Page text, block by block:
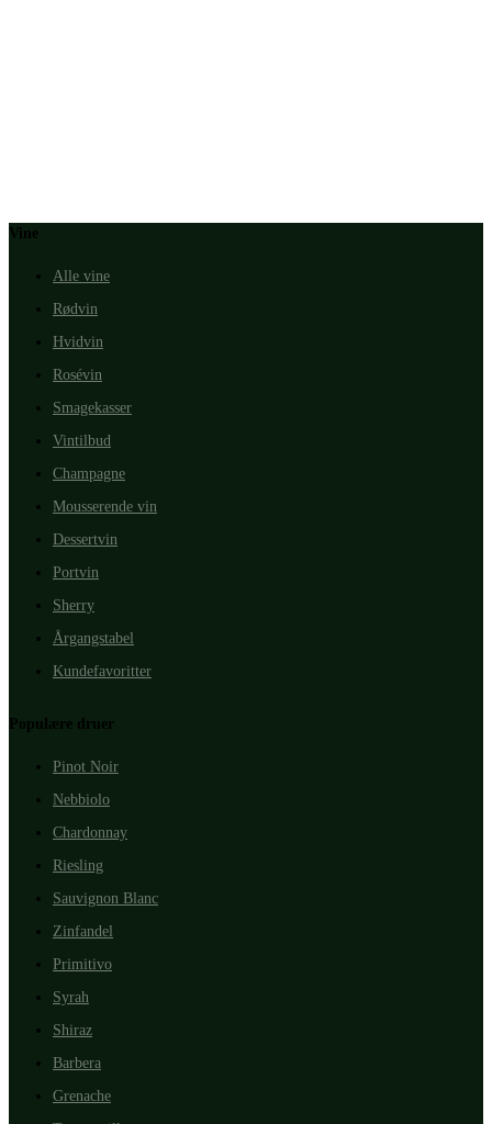
Vine
Alle vine
Rødvin
Hvidvin
Rosévin
Smagekasser
Vintilbud
Champagne
Mousserende vin
Dessertvin
Portvin
Sherry
Årgangstabel
Kundefavoritter
Populære druer
Pinot Noir
Nebbiolo
Chardonnay
Riesling
Sauvignon Blanc
Zinfandel
Primitivo
Syrah
Shiraz
Barbera
Grenache